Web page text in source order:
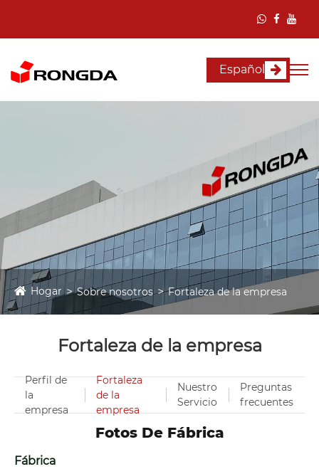
Español
Hogar Sobre nosotros Fortaleza de la empresa
Fortaleza de la empresa
Perfil de
la
empresa
Fortaleza
de la
empresa
Nuestro
Servicio
Preguntas
frecuentes
Fotos De Fábrica
Fábrica